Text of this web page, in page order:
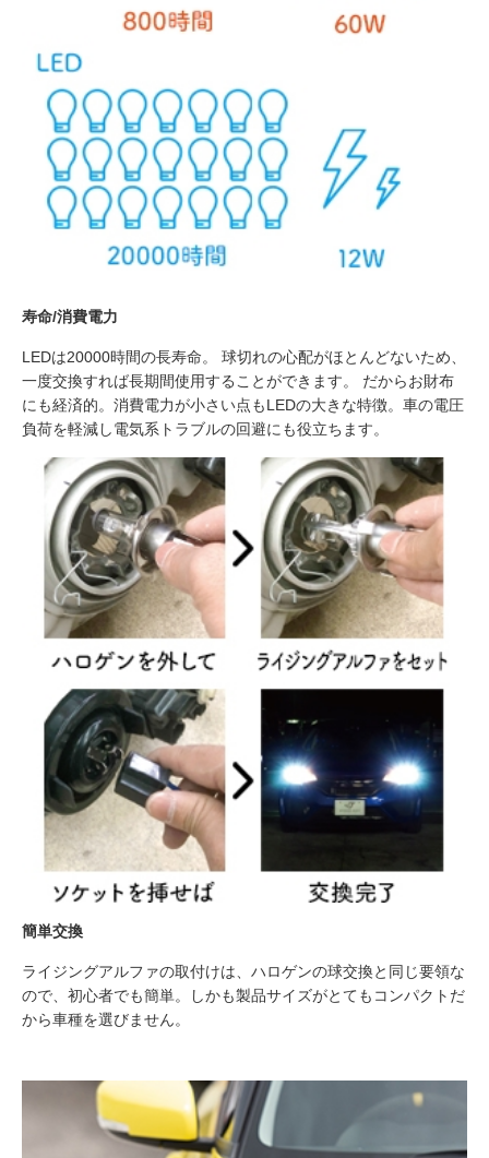
寿命/消費電力
LEDは20000時間の長寿命。 球切れの心配がほとんどないため、
一度交換すれば長期間使用することができます。 だからお財布
にも経済的。消費電力が小さい点もLEDの大きな特徴。車の電圧
負荷を軽減し電気系トラブルの回避にも役立ちます。
簡単交換
ライジングアルファの取付けは、ハロゲンの球交換と同じ要領な
ので、初心者でも簡単。しかも製品サイズがとてもコンパクトだ
から車種を選びません。